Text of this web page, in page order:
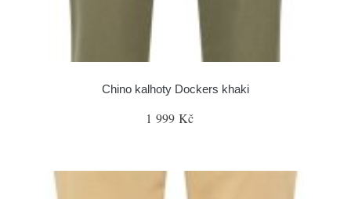
Chino kalhoty Dockers khaki
1 999 Kč